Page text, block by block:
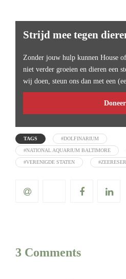
Strijd mee tegen
Zonder jouw hulp kunnen House
niet verder groeien en dieren een
wij doen, steun ons dan met een
Doneer
TAGS #DOLFINARIUM
#NATIONAL AQUARIUM BALTIMORE
#VERENIGDE STATEN
3 Comments